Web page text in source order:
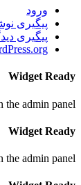
ورود
پیگیری
پیگیری
Widget Ready
admin panel.
Widget Ready
admin panel.